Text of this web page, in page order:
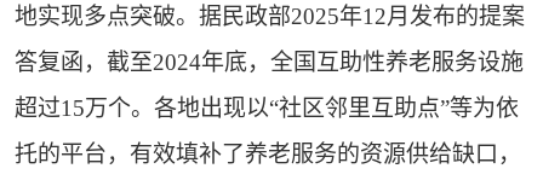
地实现多点突破。据民政部2025年12月发布的提案
答复函，截至2024年底，全国互助性养老服务设施
超过15万个。各地出现以“社区邻里互助点”等为依
托的平台，有效填补了养老服务的资源供给缺口，